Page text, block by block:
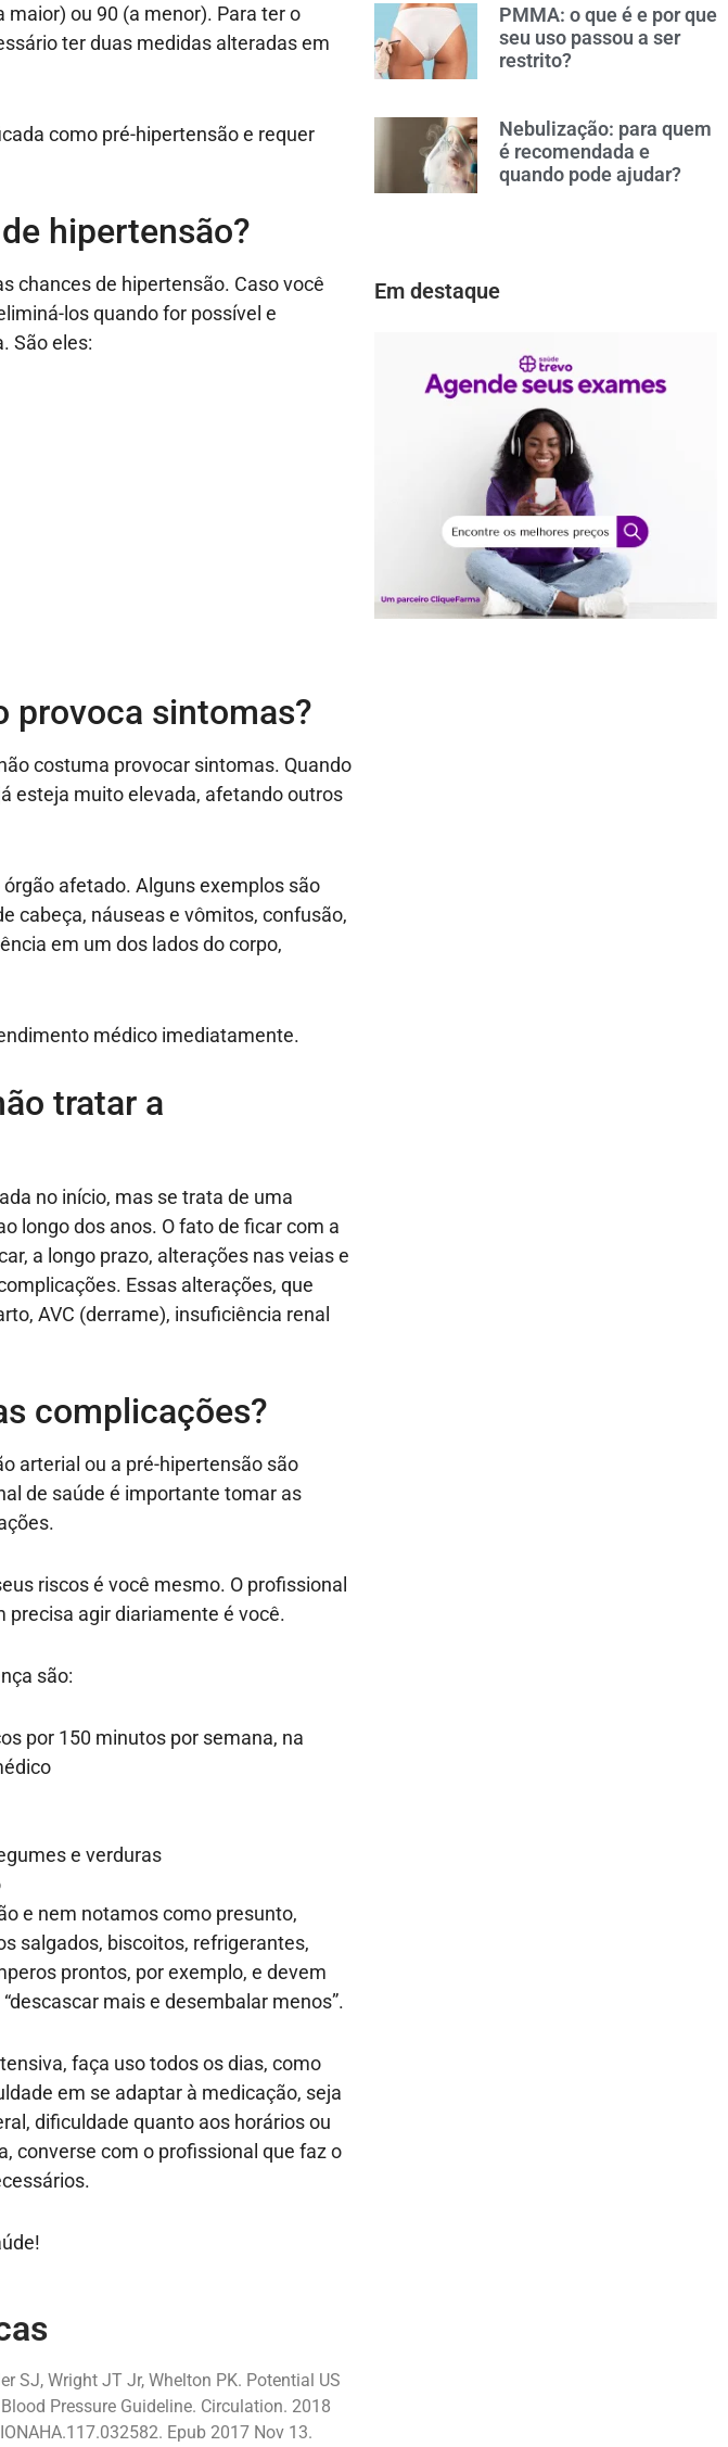
ou 90 (a menor). Para ter o
ter duas medidas alteradas em
como pré-hipertensão e requer
hipertensão?
chances de hipertensão. Caso você
los quando for possível e
São eles:
provoca sintomas?
costuma provocar sintomas. Quando
esteja muito elevada, afetando outros
afetado. Alguns exemplos são
cabeça, náuseas e vômitos, confusão,
em um dos lados do corpo,
médico imediatamente.
tratar a
no início, mas se trata de uma
longo dos anos. O fato de ficar com a
a longo prazo, alterações nas veias e
Essas alterações, que
AVC (derrame), insuficiência renal
complicações?
arterial ou a pré-hipertensão são
de saúde é importante tomar as
riscos é você mesmo. O profissional
precisa agir diariamente é você.
são:
por 150 minutos por semana, na
e verduras
e nem notamos como presunto,
salgados, biscoitos, refrigerantes,
prontos, por exemplo, e devem
mais e desembalar menos”.
faça uso todos os dias, como
em se adaptar à medicação, seja
dificuldade quanto aos horários ou
converse com o profissional que faz o
SJ, Wright JT Jr, Whelton PK. Potential US
Pressure Guideline. Circulation. 2018
Epub 2017 Nov 13.
PMMA: o que é e por que
seu uso passou a ser
restrito?
Nebulização: para quem
é recomendada e
quando pode ajudar?
Em destaque